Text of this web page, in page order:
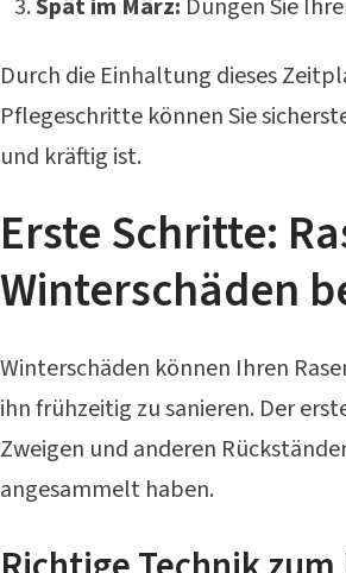
Durch die Einhaltung dieses
Pflegeschritte können Sie
und kräftig ist.
Erste Schritte:
Winterschäden
Winterschäden können Ihren
ihn frühzeitig zu sanieren. Der
Zweigen und anderen
angesammelt haben.